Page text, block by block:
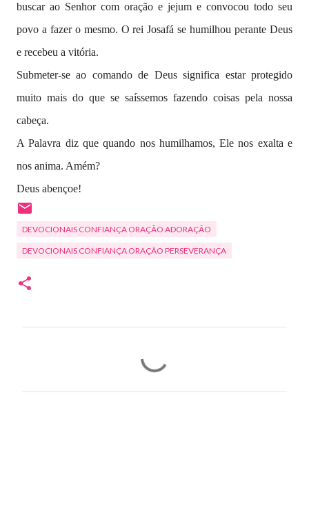
buscar ao Senhor com oração e jejum e convocou todo seu
povo a fazer o mesmo. O rei Josafá se humilhou perante Deus
e recebeu a vitória.
Submeter-se ao comando de Deus significa estar protegido
muito mais do que se saíssemos fazendo coisas pela nossa
cabeça.
A Palavra diz que quando nos humilhamos, Ele nos exalta e
nos anima. Amém?
Deus abençoe!
DEVOCIONAIS CONFIANÇA ORAÇÃO ADORAÇÃO
DEVOCIONAIS CONFIANÇA ORAÇÃO PERSEVERANÇA